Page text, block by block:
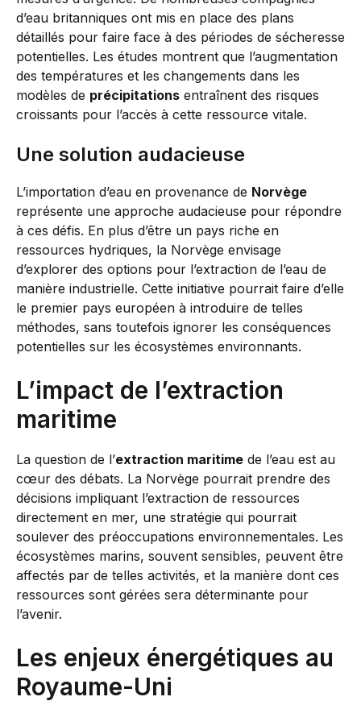
d’eau britanniques ont mis en place des plans
détaillés pour faire face à des périodes de sécheresse
potentielles. Les études montrent que l’augmentation
des températures et les changements dans les
modèles de précipitations entraînent des risques
croissants pour l’accès à cette ressource vitale.
Une solution audacieuse
L’importation d’eau en provenance de Norvège
représente une approche audacieuse pour répondre
à ces défis. En plus d’être un pays riche en
ressources hydriques, la Norvège envisage
d’explorer des options pour l’extraction de l’eau de
manière industrielle. Cette initiative pourrait faire d’elle
le premier pays européen à introduire de telles
méthodes, sans toutefois ignorer les conséquences
potentielles sur les écosystèmes environnants.
L’impact de l’extraction
maritime
La question de l’extraction maritime de l’eau est au
cœur des débats. La Norvège pourrait prendre des
décisions impliquant l’extraction de ressources
directement en mer, une stratégie qui pourrait
soulever des préoccupations environnementales. Les
écosystèmes marins, souvent sensibles, peuvent être
affectés par de telles activités, et la manière dont ces
ressources sont gérées sera déterminante pour
l’avenir.
Les enjeux énergétiques au
Royaume-Uni